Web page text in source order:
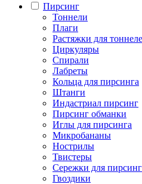
Пирсинг
Тоннели
Плаги
Растяжки для
Циркуляры
Спирали
Лабреты
Кольца для пирсинга
Штанги
Индастриал пирсинг
Пирсинг обманки
Иглы для пирсинга
Микробананы
Нострилы
Твистеры
Сережки для
Гвоздики